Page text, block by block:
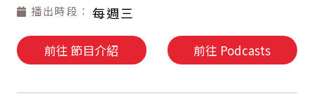
播出時段： 每週三
前往 節目介紹 前往 Podcasts